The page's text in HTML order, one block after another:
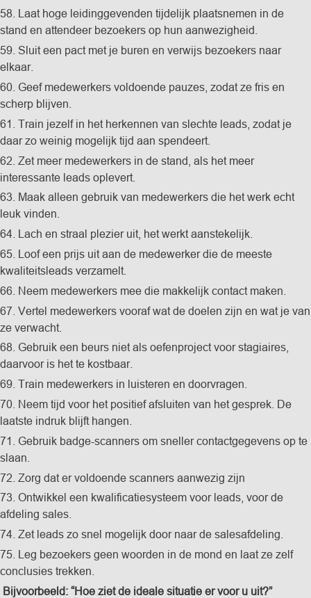
58. Laat hoge leidinggevenden tijdelijk plaatsnemen in de
stand en attendeer bezoekers op hun aanwezigheid.
59. Sluit een pact met je buren en verwijs bezoekers naar
elkaar.
60. Geef medewerkers voldoende pauzes, zodat ze fris en
scherp blijven.
61. Train jezelf in het herkennen van slechte leads, zodat je
daar zo weinig mogelijk tijd aan spendeert.
62. Zet meer medewerkers in de stand, als het meer
interessante leads oplevert.
63. Maak alleen gebruik van medewerkers die het werk echt
leuk vinden.
64. Lach en straal plezier uit, het werkt aanstekelijk.
65. Loof een prijs uit aan de medewerker die de meeste
kwaliteitsleads verzamelt.
66. Neem medewerkers mee die makkelijk contact maken.
67. Vertel medewerkers vooraf wat de doelen zijn en wat je van
ze verwacht.
68. Gebruik een beurs niet als oefenproject voor stagiaires,
daarvoor is het te kostbaar.
69. Train medewerkers in luisteren en doorvragen.
70. Neem tijd voor het positief afsluiten van het gesprek. De
laatste indruk blijft hangen.
71. Gebruik badge-scanners om sneller contactgegevens op te
slaan.
72. Zorg dat er voldoende scanners aanwezig zijn
73. Ontwikkel een kwalificatiesysteem voor leads, voor de
afdeling sales.
74. Zet leads zo snel mogelijk door naar de salesafdeling.
75. Leg bezoekers geen woorden in de mond en laat ze zelf
conclusies trekken.
Bijvoorbeeld: “Hoe ziet de ideale situatie er voor u uit?”